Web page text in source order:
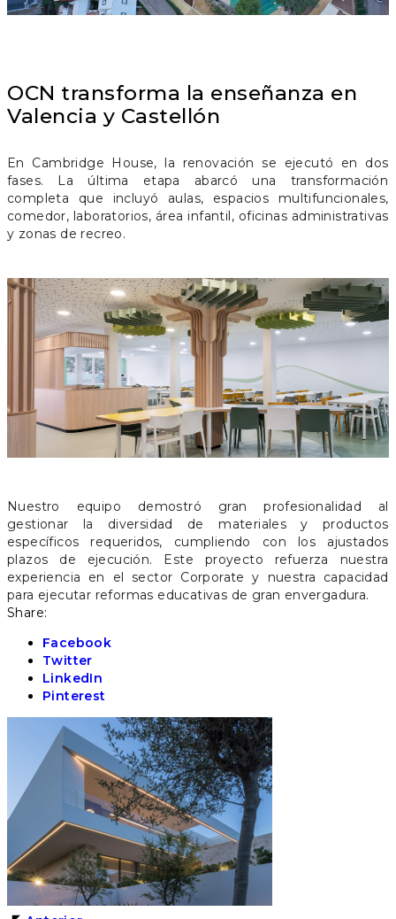
OCN transforma la enseñanza en
Valencia y Castellón
En Cambridge House, la renovación se ejecutó en dos
fases. La última etapa abarcó una transformación
completa que incluyó aulas, espacios multifuncionales,
comedor, laboratorios, área infantil, oficinas administrativas
y zonas de recreo.
Nuestro equipo demostró gran profesionalidad al
gestionar la diversidad de materiales y productos
específicos requeridos, cumpliendo con los ajustados
plazos de ejecución. Este proyecto refuerza nuestra
experiencia en el sector Corporate y nuestra capacidad
para ejecutar reformas educativas de gran envergadura.
Share:
Facebook
Twitter
LinkedIn
Pinterest